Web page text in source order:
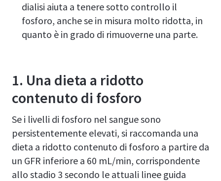
dialisi aiuta a tenere sotto controllo il
fosforo, anche se in misura molto ridotta, in
quanto è in grado di rimuoverne una parte.
1. Una dieta a ridotto
contenuto di fosforo
Se i livelli di fosforo nel sangue sono
persistentemente elevati, si raccomanda una
dieta a ridotto contenuto di fosforo a partire da
un GFR inferiore a 60 mL/min, corrispondente
allo stadio 3 secondo le attuali linee guida